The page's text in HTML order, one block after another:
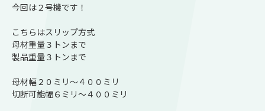
今回は２号機です！
こちらはスリップ方式
母材重量３トンまで
製品重量３トンまで
母材幅２０ミリ～４００ミリ
切断可能幅６ミリ～４００ミリ